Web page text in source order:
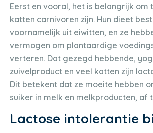
Eerst en vooral, het is belangrijk
katten carnivoren zijn. Hun dieet
voornamelijk uit eiwitten, en ze
vermogen om plantaardige
verteren. Dat gezegd hebbende,
zuivelproduct en veel katten zijn
Dit betekent dat ze moeite hebben
suiker in melk en melkproducten, af
Lactose intolerantie